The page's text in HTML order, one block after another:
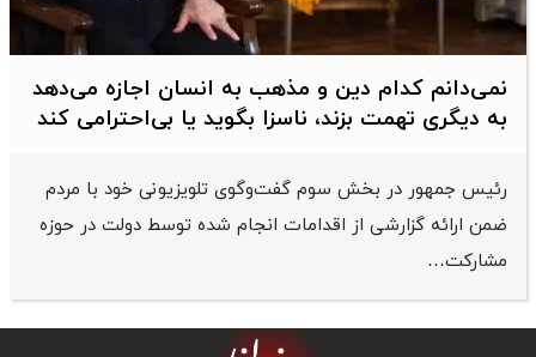
نمی‌دانم کدام دین و مذهب به انسان اجازه می‌دهد
به دیگری تهمت بزند، ناسزا بگوید یا بی‌احترامی کند
رئیس جمهور در بخش سوم گفت‌وگوی تلویزیونی خود با مردم
ضمن ارائه گزارشی از اقدامات انجام شده توسط دولت در حوزه
مشارکت…